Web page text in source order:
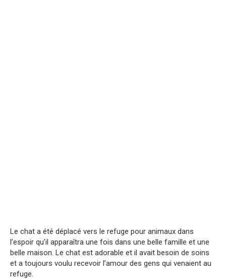
Le chat a été déplacé vers le refuge pour animaux dans
l’espoir qu’il apparaîtra une fois dans une belle famille et une
belle maison. Le chat est adorable et il avait besoin de soins
et a toujours voulu recevoir l’amour des gens qui venaient au
refuge.